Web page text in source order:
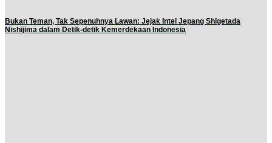
Bukan Teman, Tak Sepenuhnya Lawan: Jejak Intel Jepang Shigetada
Nishijima dalam Detik-detik Kemerdekaan Indonesia